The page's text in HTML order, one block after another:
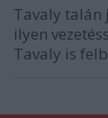
Tavaly talán
ilyen
Tavaly is